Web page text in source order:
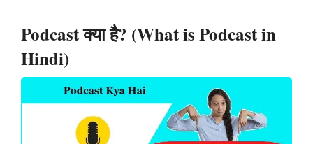
Podcast क्या है? (What is Podcast in
Hindi)